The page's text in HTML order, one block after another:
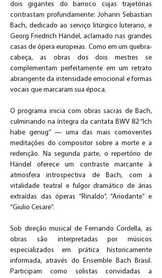
dois gigantes do barroco cujas trajetórias
contrastam profundamente: Johann Sebastian
Bach, dedicado ao serviço litúrgico luterano, e
Georg Friedrich Händel, aclamado nas grandes
casas de ópera europeias. Como em um quebra-
cabeça, as obras dos dois mestres se
complementam perfeitamente em um retrato
abrangente da intensidade emocional e formas
vocais que marcaram sua época.
O programa inicia com obras sacras de Bach,
culminando na íntegra da cantata BWV 82 “Ich
habe genug” — uma das mais comoventes
meditações do compositor sobre a morte e a
redenção. Na segunda parte, o repertório de
Händel oferece um contraste marcante à
atmosfera introspectiva de Bach, com a
vitalidade teatral e fulgor dramático de árias
extraídas das óperas “Rinaldo”, “Ariodante” e
“Giulio Cesare”.
Sob direção musical de Fernando Cordella, as
obras são interpretadas por músicos
especializados em prática historicamente
informada, através do Ensemble Bach Brasil.
Participam como solistas convidadas a